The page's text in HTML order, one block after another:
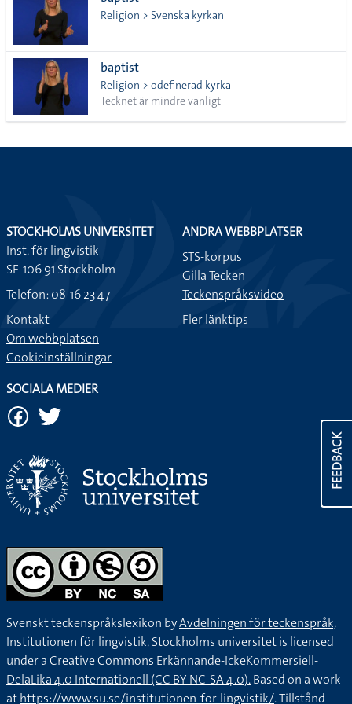
lista
Religion > Svenska kyrkan
baptist
Religion > odefinerad kyrka
Tecknet är mindre vanligt
FEEDBACK
STOCKHOLMS UNIVERSITET
Inst. för lingvistik
SE-106 91 Stockholm
Telefon: 08-16 23 47
Kontakt
Om webbplatsen
Cookieinställningar
ANDRA WEBBPLATSER
STS-korpus
Gilla Tecken
Teckenspråksvideo
Fler länktips
SOCIALA MEDIER
Svenskt teckenspråkslexikon byAvdelningen för teckenspråk,
Institutionen för lingvistik, Stockholms universitetis licensed
under aCreative Commons Erkännande-IckeKommersiell-
DelaLika 4.0 Internationell (CC BY-NC-SA 4.0).Based on a work
athttps://www.su.se/institutionen-for-lingvistik/. Tillstånd